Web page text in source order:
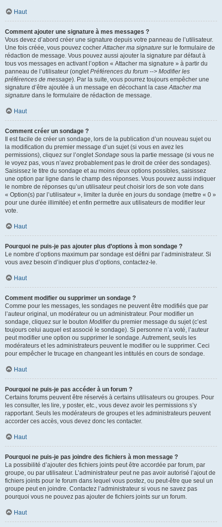
Haut
Comment ajouter une signature à mes messages ?
Vous devez d’abord créer une signature depuis votre panneau de l’utilisateur.
Une fois créée, vous pouvez cocherAttacher ma signature sur le formulaire de
rédaction de message. Vous pouvez aussi ajouter la signature par défaut à
tous vos messages en activant l’option « Attacher ma signature » à partir du
panneau de l’utilisateur (ongletPréférences du forum --> Modifier les
préférences de message). Par la suite, vous pourrez toujours empêcher une
signature d’être ajoutée à un message en décochant la caseAttacher ma
signature dans le formulaire de rédaction de message.
Haut
Comment créer un sondage ?
Il est facile de créer un sondage, lors de la publication d’un nouveau sujet ou
la modification du premier message d’un sujet (si vous en avez les
permissions), cliquez sur l’ongletSondage sous la partie message (si vous ne
le voyez pas, vous n’avez probablement pas le droit de créer des sondages).
Saisissez le titre du sondage et au moins deux options possibles, saisissez
une option par ligne dans le champ des réponses. Vous pouvez aussi indiquer
le nombre de réponses qu’un utilisateur peut choisir lors de son vote dans
« Option(s) par l’utilisateur », limiter la durée en jours du sondage (mettre « 0 »
pour une durée illimitée) et enfin permettre aux utilisateurs de modifier leur
vote.
Haut
Pourquoi ne puis-je pas ajouter plus d’options à mon sondage ?
Le nombre d’options maximum par sondage est défini par l’administrateur. Si
vous avez besoin d’indiquer plus d’options, contactez-le.
Haut
Comment modifier ou supprimer un sondage ?
Comme pour les messages, les sondages ne peuvent être modifiés que par
l’auteur original, un modérateur ou un administrateur. Pour modifier un
sondage, cliquez sur le bouton Modifierdu premier message du sujet (c’est
toujours celui auquel est associé le sondage). Si personne n’a voté, l’auteur
peut modifier une option ou supprimer le sondage. Autrement, seuls les
modérateurs et les administrateurs peuvent le modifier ou le supprimer. Ceci
pour empêcher le trucage en changeant les intitulés en cours de sondage.
Haut
Pourquoi ne puis-je pas accéder à un forum ?
Certains forums peuvent être réservés à certains utilisateurs ou groupes. Pour
les consulter, les lire, y poster, etc., vous devez avoir les permissions s’y
rapportant. Seuls les modérateurs de groupes et les administrateurs peuvent
accorder ces accès, vous devez donc les contacter.
Haut
Pourquoi ne puis-je pas joindre des fichiers à mon message ?
La possibilité d’ajouter des fichiers joints peut être accordée par forum, par
groupe, ou par utilisateur. L’administrateur peut ne pas avoir autorisé l’ajout de
fichiers joints pour le forum dans lequel vous postez, ou peut-être que seul un
groupe peut en joindre. Contactez l’administrateur si vous ne savez pas
pourquoi vous ne pouvez pas ajouter de fichiers joints sur un forum.
Haut